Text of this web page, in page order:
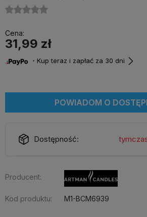
Cena:
31,99 zł
・Kup teraz i zapłać za 30 dni
POWIADOM O
Dostępność:
Producent:
Kod produktu: M1-BCM6939